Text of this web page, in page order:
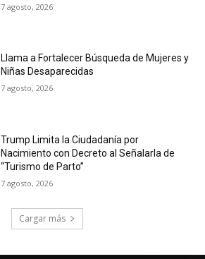
7 agosto, 2026
Llama a Fortalecer Búsqueda de Mujeres y
Niñas Desaparecidas
7 agosto, 2026
Trump Limita la Ciudadanía por
Nacimiento con Decreto al Señalarla de
“Turismo de Parto”
7 agosto, 2026
Cargar más